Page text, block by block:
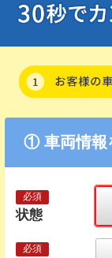
① 車両情報
状態